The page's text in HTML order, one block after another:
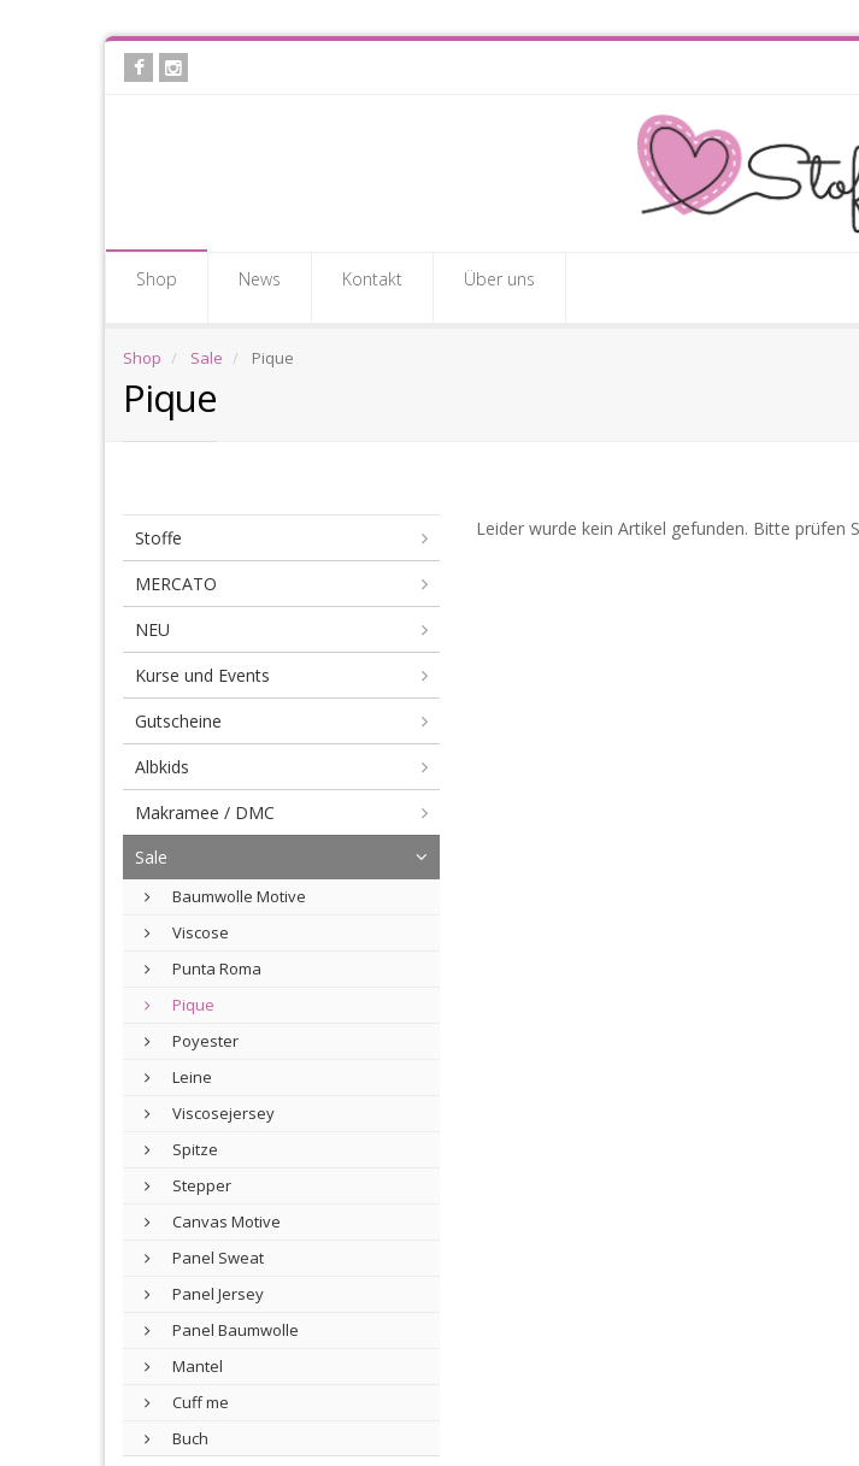
Skip
Shop News Kontakt Über uns
Shop Sale Pique
Pique
Stoffe
MERCATO
NEU
Kurse und Events
Gutscheine
Albkids
Makramee / DMC
Sale
Baumwolle Motive
Viscose
Punta Roma
Pique
Poyester
Leine
Viscosejersey
Spitze
Stepper
Canvas Motive
Panel Sweat
Panel Jersey
Panel Baumwolle
Mantel
Cuff me
Buch
Pique
Leider wurde kein Artikel gefunden. Bitte prüfen